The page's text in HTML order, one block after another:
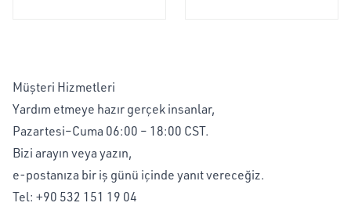
Müşteri Hizmetleri
Yardım etmeye hazır gerçek insanlar,
Pazartesi–Cuma 06:00 – 18:00 CST.
Bizi arayın veya yazın,
e-postanıza bir iş günü içinde yanıt vereceğiz.
Tel: +90 532 151 19 04